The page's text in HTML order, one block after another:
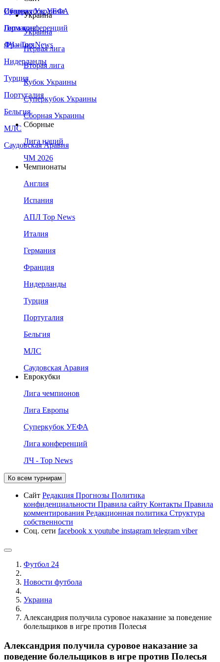
Сборная Украины
Италия
Германия
Франция
Нидерланды
Турция
Португалия
Бельгия
МЛС
Саудовская Аравия
Суперкубок УЕФА
Лига конференций
ЛЧ - Top News
Украина
Украина
Первая лига
Вторая лига
Кубок Украины
Суперкубок Украины
Сборная Украины
Сборные
Лига наций
ЧМ 2026
Чемпионаты
Англия
Испания
АПЛ Top News
Италия
Германия
Франция
Нидерланды
Турция
Португалия
Бельгия
МЛС
Саудовская Аравия
Еврокубки
Лига чемпионов
Лига Европы
Суперкубок УЕФА
Лига конференций
ЛЧ - Top News
Ко всем турнирам
Сайт Редакция Прогнозы Политика
конфиденциальности Правила сайту Контакты Правила
комментирования Редакционная политика Структура
собственности
Соц. сети facebook x youtube instagram telegram viber
Футбол 24
Новости футбола
Украина
Александрия получила суровое наказание за поведение
болельщиков в игре против Полесья
Александрия получила суровое наказание за
поведение болельщиков в игре против Полесья